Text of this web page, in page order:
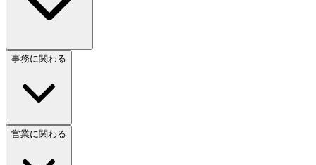
事務に関わる
営業に関わる